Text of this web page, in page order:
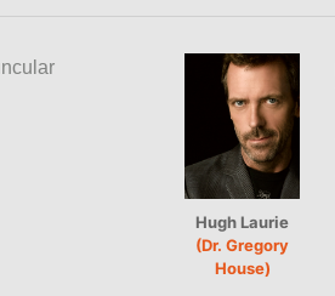
Hugh Laurie
(Dr. Gregory
House)